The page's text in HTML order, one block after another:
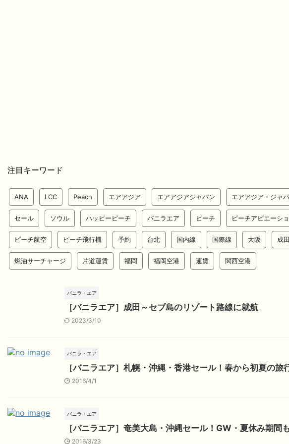
注目キーワード
ANA LCC Peach エアアジア エアアジアジャパン エアアジア・ジャ
セール ソウル ハッピーピーチ バニラエア ピーチ ピーチアビエーシ
ピーチ航空 ピーチ飛行機 予約 台北 国内線 国際線 大阪 成田
燃油サーチャージ 片道運賃 福岡 福岡空港 運賃 関西空港
バニラ・エア
［バニラエア］成田～セブ島のリゾート路線に就航
2023/3/10
バニラ・エア
［バニラエア］札幌・沖縄・香港セール！春から初夏の旅
2016/4/1
バニラ・エア
［バニラエア］奄美大島・沖縄セール！GW・夏休み期間
2016/3/23